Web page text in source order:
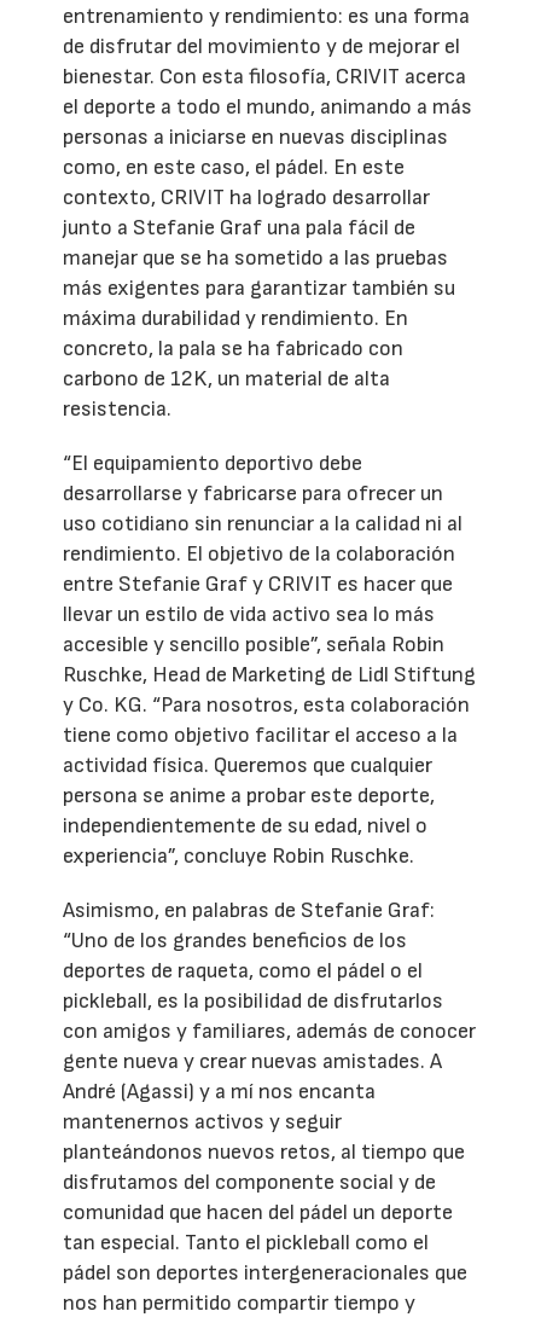
entrenamiento y rendimiento: es una forma
de disfrutar del movimiento y de mejorar el
bienestar. Con esta filosofía, CRIVIT acerca
el deporte a todo el mundo, animando a más
personas a iniciarse en nuevas disciplinas
como, en este caso, el pádel. En este
contexto, CRIVIT ha logrado desarrollar
junto a Stefanie Graf una pala fácil de
manejar que se ha sometido a las pruebas
más exigentes para garantizar también su
máxima durabilidad y rendimiento. En
concreto, la pala se ha fabricado con
carbono de 12K, un material de alta
resistencia.
“El equipamiento deportivo debe
desarrollarse y fabricarse para ofrecer un
uso cotidiano sin renunciar a la calidad ni al
rendimiento. El objetivo de la colaboración
entre Stefanie Graf y CRIVIT es hacer que
llevar un estilo de vida activo sea lo más
accesible y sencillo posible”, señala Robin
Ruschke, Head de Marketing de Lidl Stiftung
y Co. KG. “Para nosotros, esta colaboración
tiene como objetivo facilitar el acceso a la
actividad física. Queremos que cualquier
persona se anime a probar este deporte,
independientemente de su edad, nivel o
experiencia”, concluye Robin Ruschke.
Asimismo, en palabras de Stefanie Graf:
“Uno de los grandes beneficios de los
deportes de raqueta, como el pádel o el
pickleball, es la posibilidad de disfrutarlos
con amigos y familiares, además de conocer
gente nueva y crear nuevas amistades. A
André (Agassi) y a mí nos encanta
mantenernos activos y seguir
planteándonos nuevos retos, al tiempo que
disfrutamos del componente social y de
comunidad que hacen del pádel un deporte
tan especial. Tanto el pickleball como el
pádel son deportes intergeneracionales que
nos han permitido compartir tiempo y